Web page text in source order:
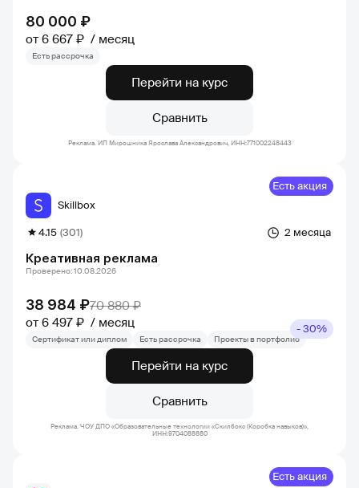
80 000 ₽
от 6 667 ₽ месяц
Есть рассрочка
Перейти на курс
Сравнить
Реклама. ИП Мирошника Ярослава Александрович, ИНН:771002248443
Есть акция
Креативная реклама
2 месяца
4.15 (301)
Skillbox
38 984 ₽70 880 ₽
от 6 497 ₽
месяц
Проверено: 10.08.2026
Сертификат или диплом Есть рассрочка Проекты в портфолио
- 30%
Перейти на курс
Сравнить
Реклама. ЧОУ ДПО «Образовательные технологии «Скилбокс (Коробка навыков)»,
ИНН:9704088880
Есть акция